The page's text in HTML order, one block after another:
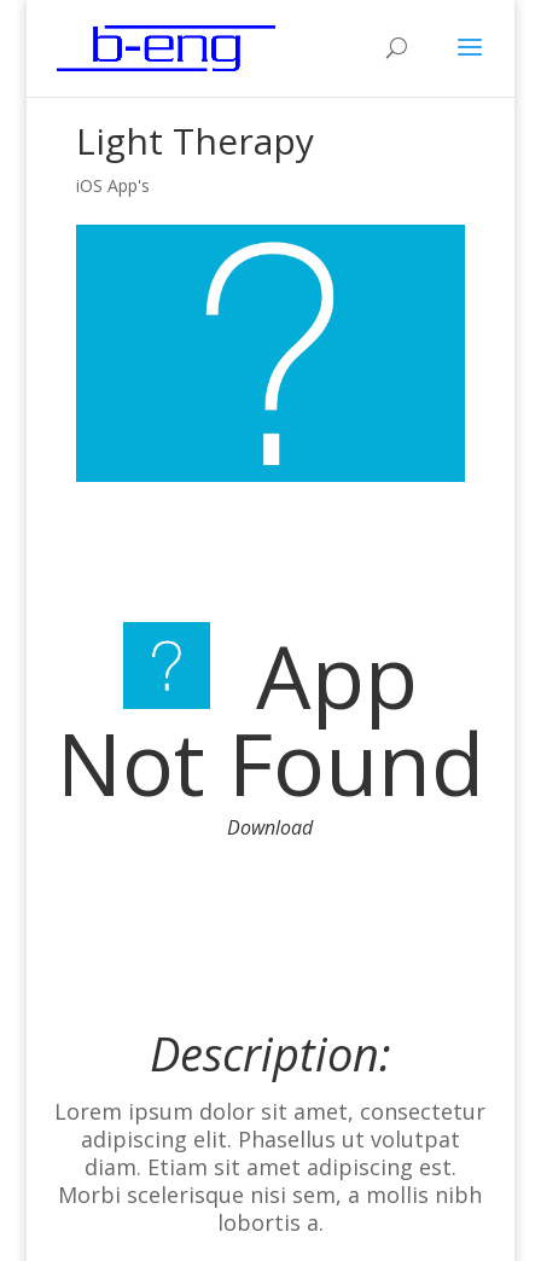
Light Therapy
iOS App's
App
Not Found
Download
Description:
Lorem ipsum dolor sit amet, consectetur
adipiscing elit. Phasellus ut volutpat
diam. Etiam sit amet adipiscing est.
Morbi scelerisque nisi sem, a mollis nibh
lobortis a.